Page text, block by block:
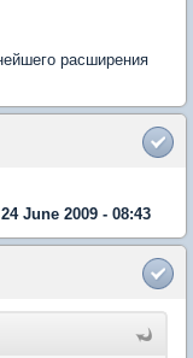
расширения
June 2009 - 08:43